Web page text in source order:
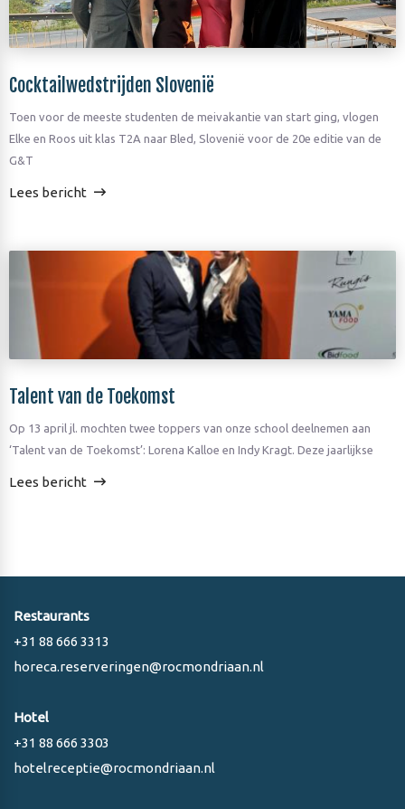
Cocktailwedstrijden Slovenië
Toen voor de meeste studenten de meivakantie van start ging, vlogen
Elke en Roos uit klas T2A naar Bled, Slovenië voor de 20e editie van de
G&T
Lees bericht
Talent van de Toekomst
Op 13 april jl. mochten twee toppers van onze school deelnemen aan
‘Talent van de Toekomst’: Lorena Kalloe en Indy Kragt. Deze jaarlijkse
Lees bericht
Restaurants
+31 88 666 3313
horeca.reserveringen@rocmondriaan.nl
Hotel
+31 88 666 3303
hotelreceptie@rocmondriaan.nl